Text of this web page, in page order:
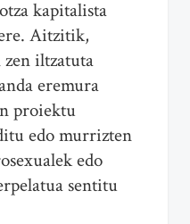
kapitalista
Aitzitik,
zen iltzatuta
eremura
proiektu
edo murrizten
edo
sentitu